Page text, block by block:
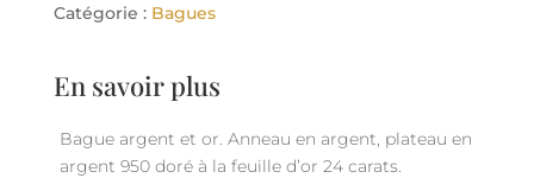
Catégorie : Bagues
En savoir plus
Bague argent et or. Anneau en argent, plateau en
argent 950 doré à la feuille d’or 24 carats.